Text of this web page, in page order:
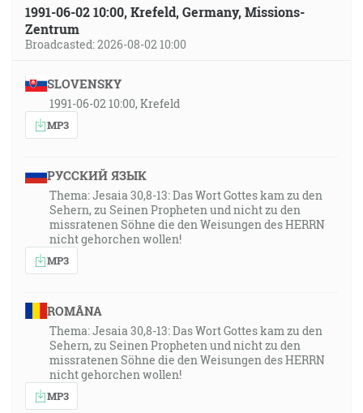
1991-06-02 10:00, Krefeld, Germany, Missions-
Zentrum
Broadcasted: 2026-08-02 10:00
SLOVENSKY
1991-06-02 10:00, Krefeld
MP3
РУССКИЙ ЯЗЫК
Thema: Jesaia 30,8-13: Das Wort Gottes kam zu den
Sehern, zu Seinen Propheten und nicht zu den
missratenen Söhne die den Weisungen des HERRN
nicht gehorchen wollen!
MP3
ROMÂNA
Thema: Jesaia 30,8-13: Das Wort Gottes kam zu den
Sehern, zu Seinen Propheten und nicht zu den
missratenen Söhne die den Weisungen des HERRN
nicht gehorchen wollen!
MP3